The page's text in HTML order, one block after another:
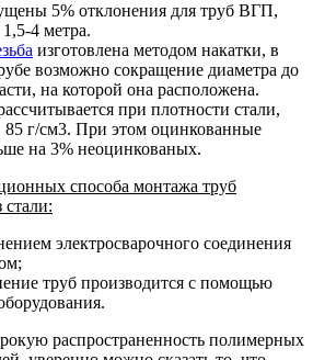
5% отклонения для труб ВГП,
4 метра.
изготовлена методом накатки, в
возможно сокращение диаметра до
на которой она расположена.
при плотности стали,
85 г/см3. При этом оцинкованные
на 3% неоцинкованых.
способа монтажа труб
стали:
электросварочного соединения
труб производится с помощью
распространенность полимерных